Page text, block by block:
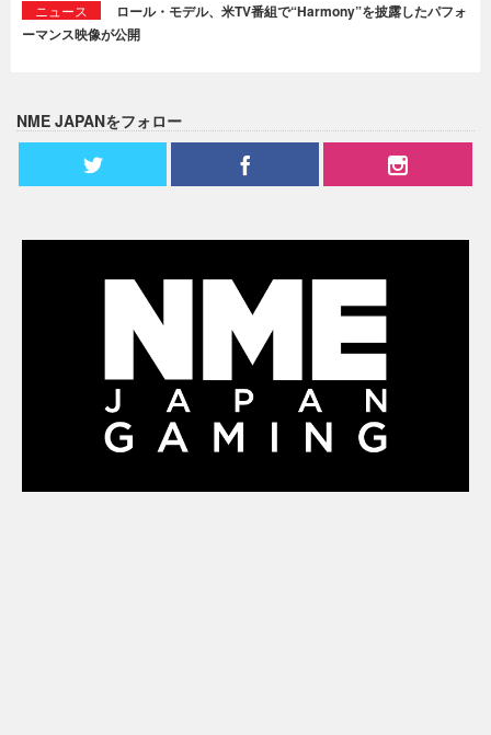
ニュース
ロール・モデル、米TV番組で“Harmony”を披露したパフォ
ーマンス映像が公開
NME JAPANをフォロー